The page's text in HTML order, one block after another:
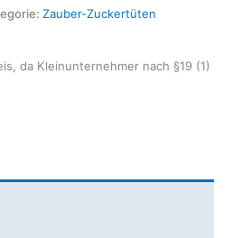
Zauber-Zuckertüten
da Kleinunternehmer nach §19 (1)